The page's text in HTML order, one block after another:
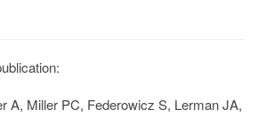
A, Miller PC, Federowicz S, Lerman JA,